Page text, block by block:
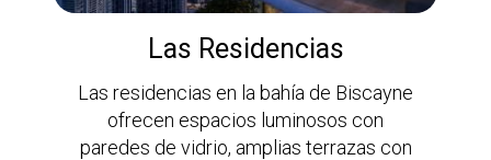
Las Residencias
Las residencias en la bahía de Biscayne
ofrecen espacios luminosos con
paredes de vidrio, amplias terrazas con